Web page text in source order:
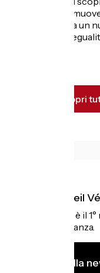
impegnativi.
questa pratica a un
approccio più
Scopri
Cos'è Accueil
Accueil Vélo è il
ciclisti in vacanza.
Mi iscrivo alla